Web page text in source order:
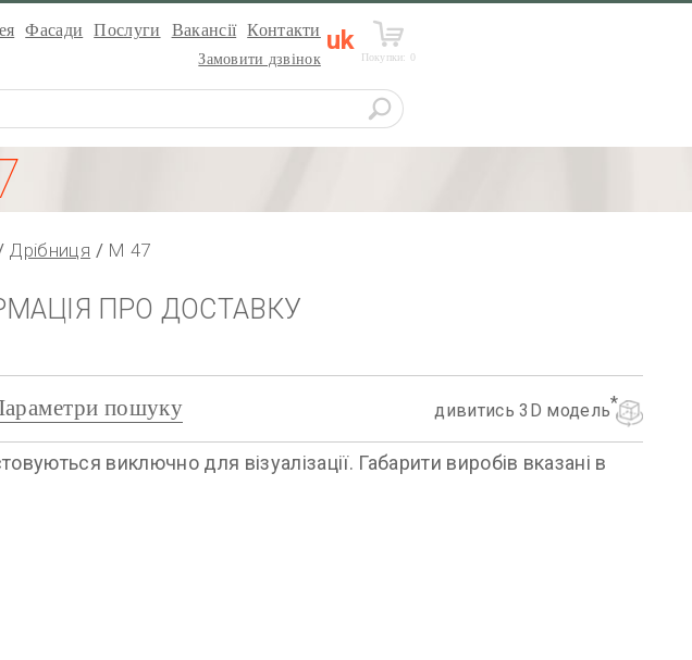
Фасади Послуги Вакансії Контакти
Замовити дзвінок
uk
Покупки: 0
Дрібниця М 47
ПРО ДОСТАВКУ
дивитись 3D модель
пошуку
виключно для візуалізації. Габарити виробів вказані в